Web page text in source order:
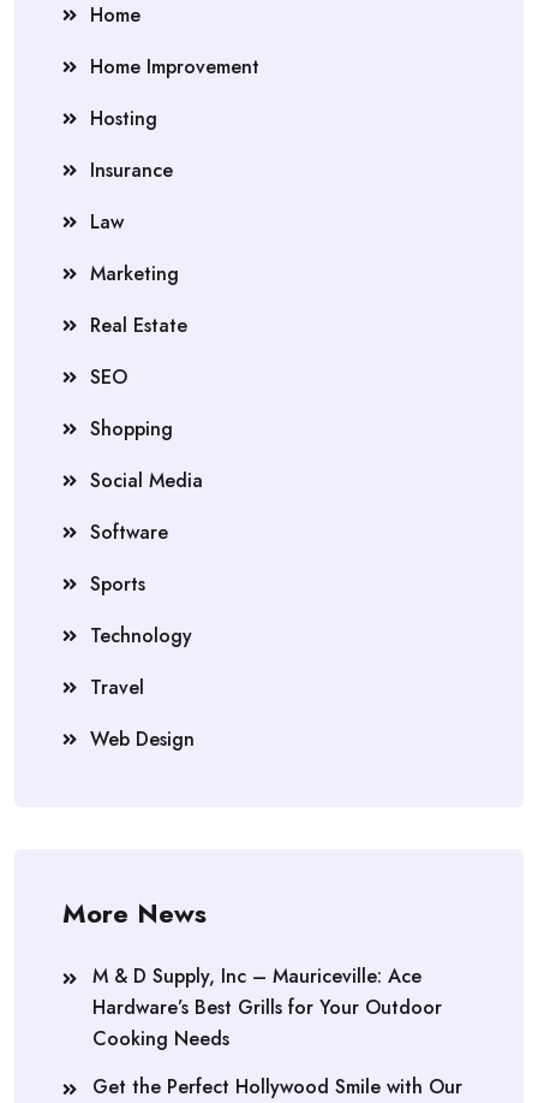
Home
Home Improvement
Hosting
Insurance
Law
Marketing
Real Estate
SEO
Shopping
Social Media
Software
Sports
Technology
Travel
Web Design
More News
M & D Supply, Inc – Mauriceville: Ace
Hardware’s Best Grills for Your Outdoor
Cooking Needs
Get the Perfect Hollywood Smile with Our